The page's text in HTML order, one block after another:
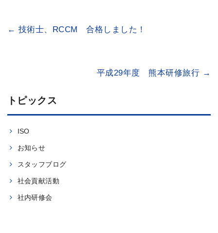
← 技術士、RCCM 合格しました！
平成29年度 熊本研修旅行 →
トピックス
ISO
お知らせ
スタッフブログ
社会貢献活動
社内研修会